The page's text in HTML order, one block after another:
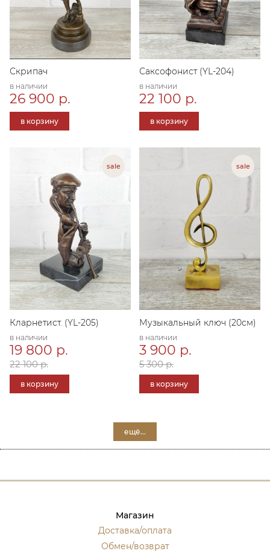
Скрипач
в наличии
26 900 р.
в корзину
Саксофонист (YL-204)
в наличии
22 100 р.
в корзину
Кларнетист. (YL-205)
в наличии
19 800 р.
22 100 р.
в корзину
Музыкальный ключ (20см)
в наличии
3 900 р.
5 300 р.
в корзину
ещё...
Магазин
Доставка/оплата
Обмен/возврат